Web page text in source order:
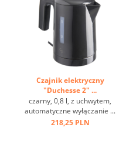
Czajnik elektryczny
"Duchesse 2" ...
czarny, 0,8 l, z uchwytem,
automatyczne wyłączanie ...
218,25 PLN